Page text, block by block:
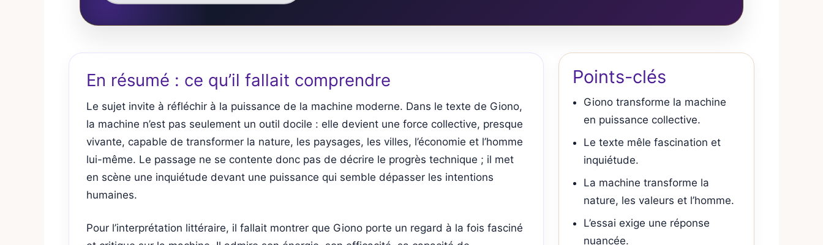
En résumé : ce qu’il fallait comprendre
Le sujet invite à réfléchir à la puissance de la machine moderne. Dans le texte de Giono,
la machine n’est pas seulement un outil docile : elle devient une force collective, presque
vivante, capable de transformer la nature, les paysages, les villes, l’économie et l’homme
lui-même. Le passage ne se contente donc pas de décrire le progrès technique ; il met
en scène une inquiétude devant une puissance qui semble dépasser les intentions
humaines.
Pour l’interprétation littéraire, il fallait montrer que Giono porte un regard à la fois fasciné
Points-clés
Giono transforme la machine
en puissance collective.
Le texte mêle fascination et
inquiétude.
La machine transforme la
nature, les valeurs et l’homme.
L’essai exige une réponse
nuancée.